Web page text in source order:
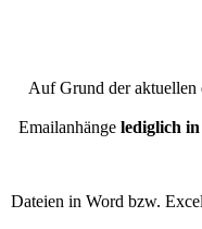
Auf Grund der aktuellen
Emailanhänge lediglich
Dateien in Word bzw.